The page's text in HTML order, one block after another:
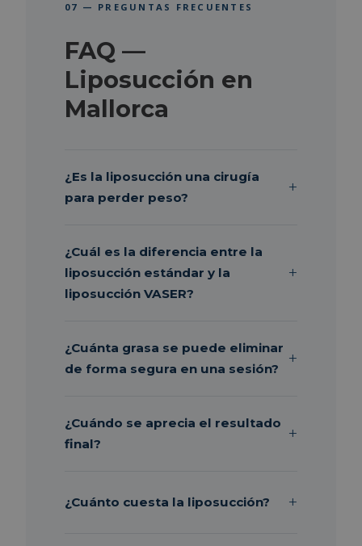
07 — PREGUNTAS FRECUENTES
FAQ —
Liposucción en
Mallorca
¿Es la liposucción una cirugía
para perder peso?
¿Cuál es la diferencia entre la
liposucción estándar y la
liposucción VASER?
¿Cuánta grasa se puede eliminar
de forma segura en una sesión?
¿Cuándo se aprecia el resultado
final?
¿Cuánto cuesta la liposucción?